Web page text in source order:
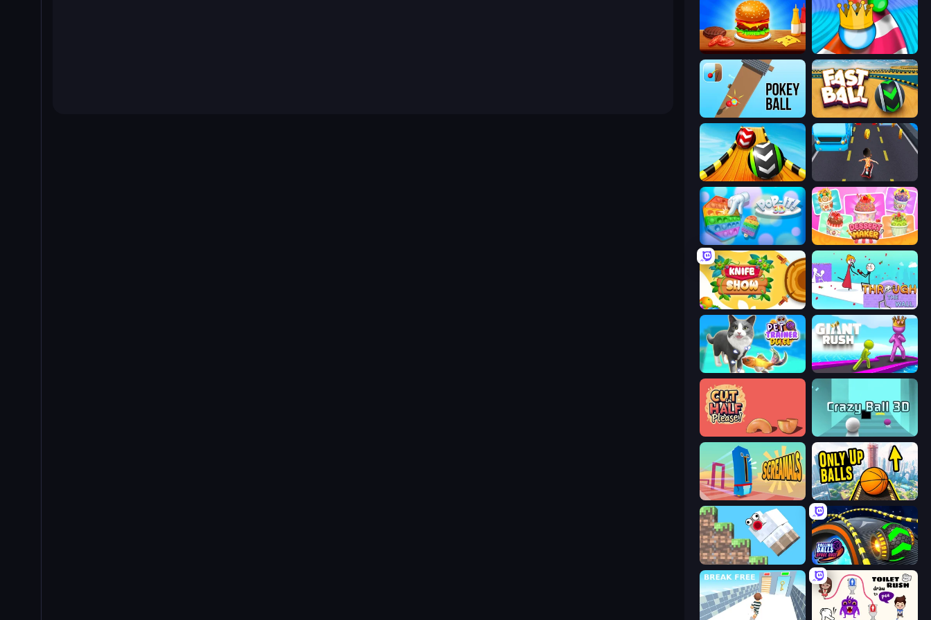
Burger Cafe Aquapark Balls Party
Pokey Ball Fast Ball Jump
Sky Balls 3D
Pop It 3D Dessert Maker
Knife Show Through the Wall
Pet Trainer Duel Giant Rush!
Cut in Half, Please! Crazy Ball 3D
Screamals Only Up Balls
Crazy Sheep Rolling Balls Space Race